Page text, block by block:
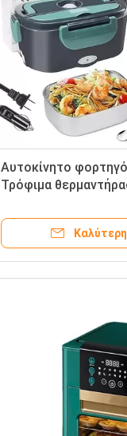
Αυτοκίνητο
Τρόφιμα
απομονωτικό σάκο